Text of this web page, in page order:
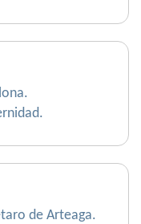
de Arteaga.